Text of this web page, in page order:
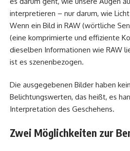
interpretieren – nur darum, wie
Wenn ein Bild in RAW (wörtliche
(eine komprimierte und effiziente
dieselben Informationen wie RAW
ist es szenenbezogen.
Die ausgegebenen Bilder haben
Belichtungswerten, das heißt, es
Interpretation des Geschehens.
Zwei Möglichkeiten zur